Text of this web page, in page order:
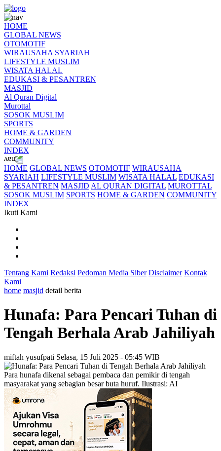
HOME
GLOBAL NEWS
OTOMOTIF
WIRAUSAHA SYARIAH
LIFESTYLE MUSLIM
WISATA HALAL
EDUKASI & PESANTREN
MASJID
Al Quran Digital
Murottal
SOSOK MUSLIM
SPORTS
HOME & GARDEN
COMMUNITY
INDEX
HOME GLOBAL NEWS OTOMOTIF WIRAUSAHA
SYARIAH LIFESTYLE MUSLIM WISATA HALAL EDUKASI
& PESANTREN MASJID AL QURAN DIGITAL MUROTTAL
SOSOK MUSLIM SPORTS HOME & GARDEN COMMUNITY
INDEX
Ikuti Kami
Tentang Kami Redaksi Pedoman Media Siber Disclaimer Kontak
Kami
home masjid detail berita
Hunafa: Para Pencari Tuhan di
Tengah Berhala Arab Jahiliyah
miftah yusufpati Selasa, 15 Juli 2025 - 05:45 WIB
Para hunafa dikenal sebagai pembaca dan pemikir di tengah
masyarakat yang sebagian besar buta huruf. Ilustrasi: AI